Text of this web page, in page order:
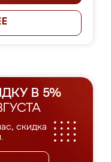
В 5%
скидка